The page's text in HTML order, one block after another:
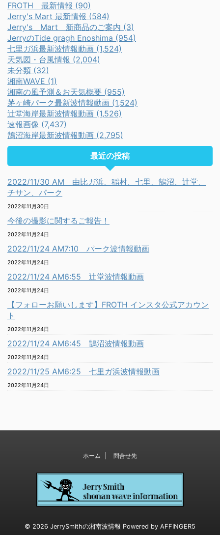
FROTH 最新情報 (90)
Jerry's Mart 最新情報 (584)
Jerry's Mart 新商品のご案内 (3)
JerryのTide gragh Enoshima (954)
七里ガ浜最新波情報動画 (1,524)
天気図・台風情報 (2,004)
未分類 (32)
湘南WAVE (1)
湘南の風予測＆お天気概要 (955)
茅ヶ崎パーク最新波情報動画 (1,524)
辻堂海岸最新波情報動画 (1,526)
速報画像 (7,437)
鵠沼海岸最新波情報動画 (2,795)
最近の投稿
2022/11/30 AM 由比ガ浜、稲村、七里、鵠沼、辻堂、
チサン、パーク
2022年11月30日
今後の撮影に関するご報告！
2022年11月24日
2022/11/24 AM7:10 パーク波情報動画
2022年11月24日
2022/11/24 AM6:55 辻堂波情報動画
2022年11月24日
【フォローお願いします】FROTH インスタ公式アカウン
ト
2022年11月24日
2022/11/24 AM6:45 鵠沼波情報動画
2022年11月24日
2022/11/25 AM6:25 七里ガ浜波情報動画
2022年11月24日
ホーム 問合せ先
© 2026 JerrySmithの湘南波情報 Powered by AFFINGER5